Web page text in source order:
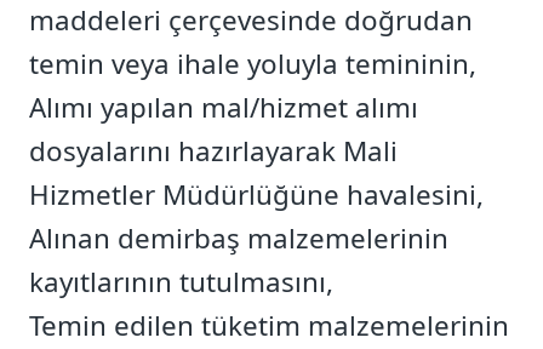
maddeleri çerçevesinde doğrudan
temin veya ihale yoluyla temininin,
Alımı yapılan mal/hizmet alımı
dosyalarını hazırlayarak Mali
Hizmetler Müdürlüğüne havalesini,
Alınan demirbaş malzemelerinin
kayıtlarının tutulmasını,
Temin edilen tüketim malzemelerinin